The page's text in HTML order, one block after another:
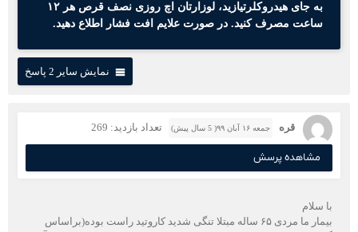
به جای هیدروکلرتیازید، لوزارتان اچ روزی نصف قرص هر ۱۲
ساعت مصرف کنید. در صورت علایم افت فشار اطلاع دهید.
نمایش سایر 2 پاسخ
قره جمعه ۱۶ آبان ۹۹( 5 سال پیش) تعداد بازدید: 269
مشاهده پرسش
با سلام
بیمار ما مردی ۶۵ ساله مبتلا تنگی شدید کاروتید راست بوده(براساس